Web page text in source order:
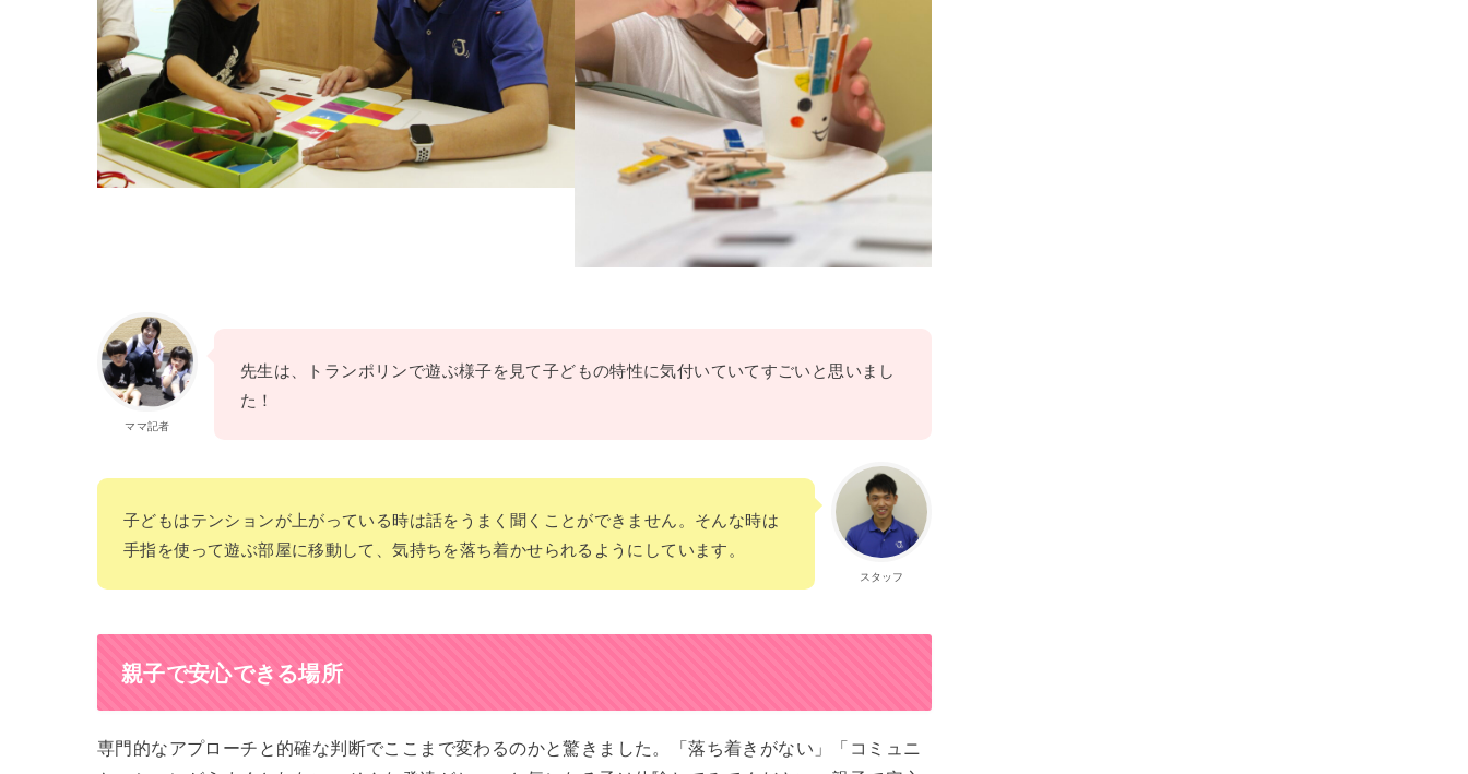
ママ記者
先生は、トランポリンで遊ぶ様子を見て子どもの特性に気付いていてすごいと思いまし
た！
スタッフ
子どもはテンションが上がっている時は話をうまく聞くことができません。そんな時は
手指を使って遊ぶ部屋に移動して、気持ちを落ち着かせられるようにしています。
親子で安心できる場所
専門的なアプローチと的確な判断でここまで変わるのかと驚きました。「落ち着きがない」「コミュニ